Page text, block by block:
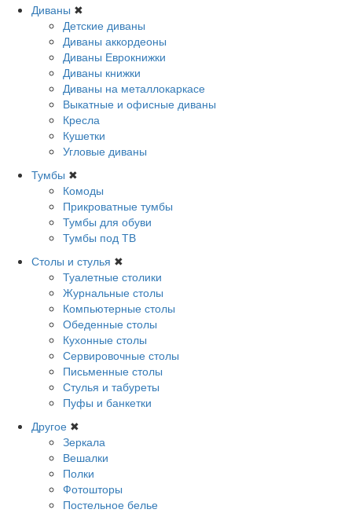
Диваны ✖
Детские диваны
Диваны аккордеоны
Диваны Еврокнижки
Диваны книжки
Диваны на металлокаркасе
Выкатные и офисные диваны
Кресла
Кушетки
Угловые диваны
Тумбы ✖
Комоды
Прикроватные тумбы
Тумбы для обуви
Тумбы под ТВ
Столы и стулья ✖
Туалетные столики
Журнальные столы
Компьютерные столы
Обеденные столы
Кухонные столы
Сервировочные столы
Письменные столы
Стулья и табуреты
Пуфы и банкетки
Другое ✖
Зеркала
Вешалки
Полки
Фотошторы
Постельное белье